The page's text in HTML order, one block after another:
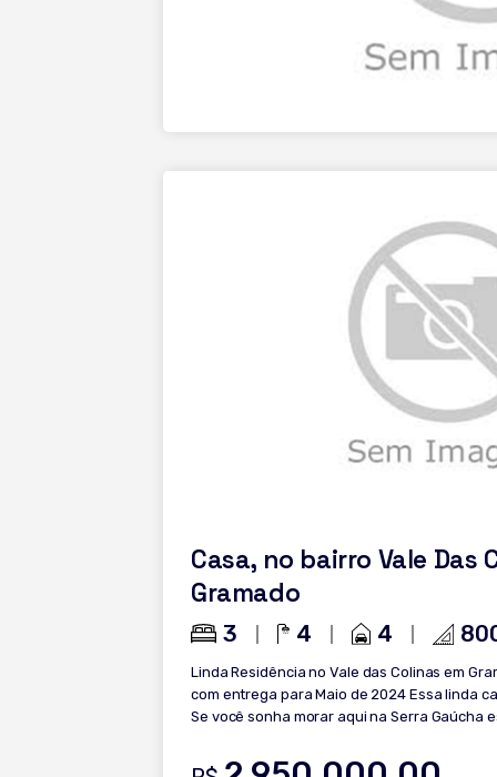
Casa, no bairro Vale Das
Gramado
3 4 4
Linda Residência no Vale das Colinas em Gramado Em fase de
com entrega para Maio de 2024 Essa linda
Se você sonha morar aqui na Serra Gaúcha
descrição: - 3 Dormitórios, sendo 2 Suítes e 1 Suíte master - 1 Lavabo - Área